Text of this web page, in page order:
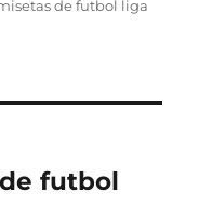
de futbol liga
futbol